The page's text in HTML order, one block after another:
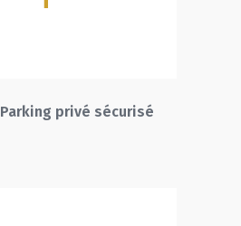
Parking privé sécurisé